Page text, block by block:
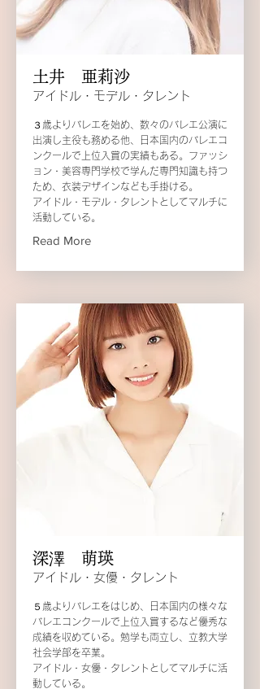
土井 亜莉沙
アイドル・モデル・タレント
３歳よりバレエを始め、数々のバレエ公演に
出演し主役も務める他、日本国内のバレエコ
ンクールで上位入賞の実績もある。ファッシ
ョン・美容専門学校で学んだ専門知識も持つ
ため、衣装デザインなども手掛ける。
アイドル・モデル・タレントとしてマルチに
活動している。
Read More
深澤 萌瑛
アイドル・女優・タレント
５歳よりバレエをはじめ、日本国内の様々な
バレエコンクールで上位入賞するなど優秀な
成績を収めている。勉学も両立し、立教大学
社会学部を卒業。
アイドル・女優・タレントとしてマルチに活
動している。